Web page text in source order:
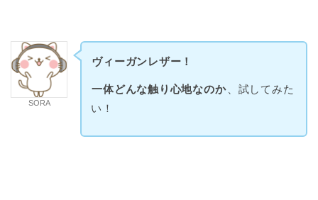
SORA
ヴィーガンレザー！
一体どんな触り心地なのか 、試してみた
い！